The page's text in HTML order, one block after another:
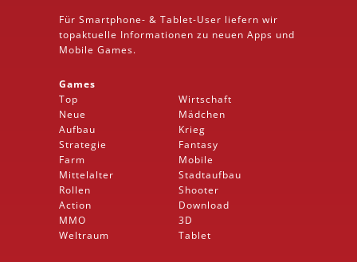
Für Smartphone- & Tablet-User liefern wir
topaktuelle Informationen zu neuen Apps und
Mobile Games.
Games
Top
Neue
Aufbau
Strategie
Farm
Mittelalter
Rollen
Action
MMO
Weltraum
Wirtschaft
Mädchen
Krieg
Fantasy
Mobile
Stadtaufbau
Shooter
Download
3D
Tablet